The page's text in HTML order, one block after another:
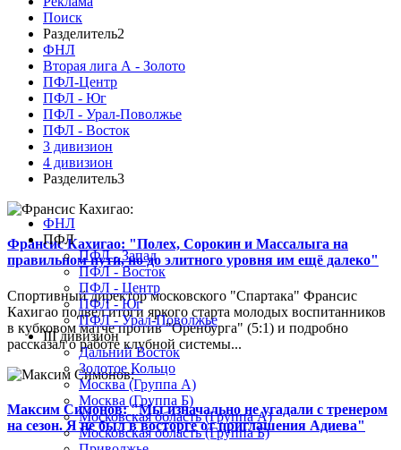
Поиск
Разделитель2
ФНЛ
Вторая лига А - Золото
ПФЛ-Центр
ПФЛ - Юг
ПФЛ - Урал-Поволжье
ПФЛ - Восток
3 дивизион
4 дивизион
Разделитель3
Франсис Кахигао: "Полех, Сорокин и Массалыга на
правильном пути, но до элитного уровня им ещё далеко"
Спортивный директор московского "Спартака" Франсис
Кахигао подвел итоги яркого старта молодых воспитанников
в кубковом матче против "Оренбурга" (5:1) и подробно
рассказал о работе клубной системы...
Максим Симонов: "Мы изначально не угадали с тренером
на сезон. Я не был в восторге от приглашения Адиева"
ФНЛ
ПФЛ
ПФЛ - Запад
ПФЛ - Восток
ПФЛ - Центр
ПФЛ - Юг
ПФЛ - Урал-Поволжье
III дивизион
Дальний Восток
Золотое Кольцо
Москва (Группа А)
Москва (Группа Б)
Московская область (Группа А)
Московская область (Группа Б)